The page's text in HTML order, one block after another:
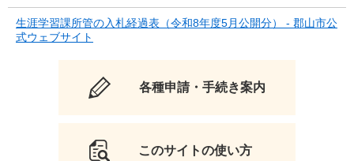
生涯学習課所管の入札経過表（令和8年度5月公開分） - 郡山市公
式ウェブサイト
各種申請・手続き案内
このサイトの使い方